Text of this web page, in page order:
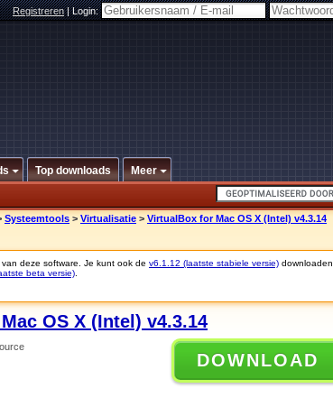
Registreren|Login:
Top downloads Meer
Systeemtools > Virtualisatie > VirtualBox for Mac OS X (Intel) v4.3.14
deze software. Je kunt ook de v6.1.12 (laatste stabiele versie) downloaden.
beta versie)
OS X (Intel) v4.3.14
DOWNLOAD